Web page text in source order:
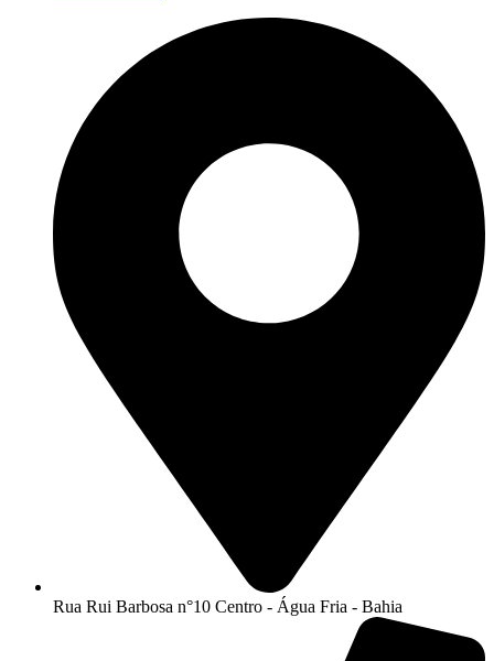
Rua Rui Barbosa n°10 Centro - Água Fria - Bahia